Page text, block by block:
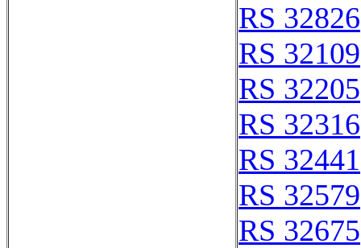
RS 32826
RS 32109
RS 32205
RS 32316
RS 32441
RS 32579
RS 32675